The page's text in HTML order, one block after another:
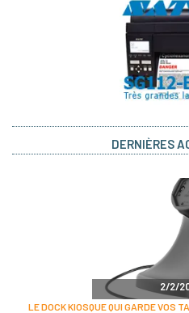
DERNIÈRES
2/2/
LE DOCK KIOSQUE QUI GARDE VOS